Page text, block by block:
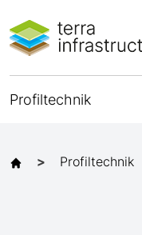
Profiltechnik
Profiltechnik